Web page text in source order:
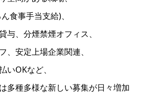
食事手当支給)、
与、分煙禁煙オフィス、
、安定上場企業関連、
いOKなど、
多種多様な新しい募集が日々増加